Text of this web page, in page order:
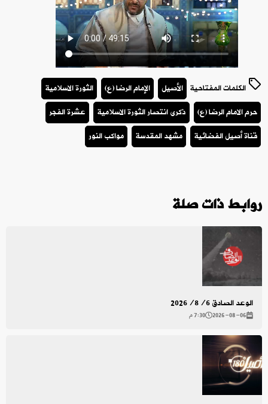
الكلمات المفتاحية الأصيل الإمام الرضا (ع)
الثورة الاسلامية
حرم الامام الرضا (ع)
ذكرى انتصار الثورة الاسلامية
عشرة الفجر
قناة أصيل الفضائية
مشهد المقدسة مواكب النور
روابط ذات صلة
الوعد الصادق 2026/8/6
2026-08-06 7:30 م